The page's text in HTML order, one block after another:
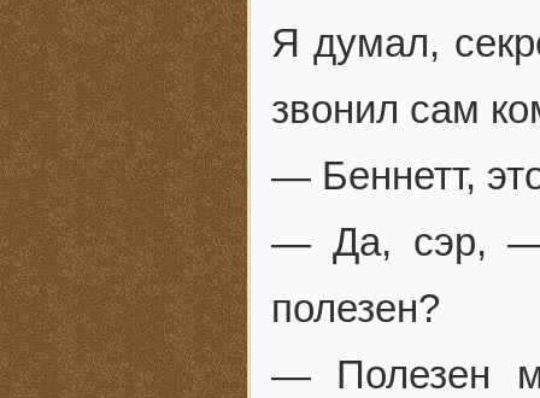
Я думал,
звонил сам
— Беннетт,
— Да, сэр, —
полезен?
— Полезен